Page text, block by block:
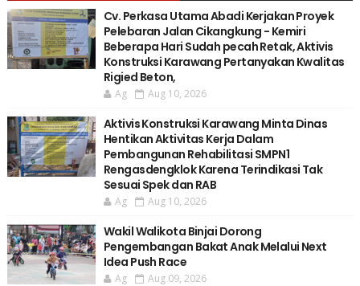
Cv. Perkasa Utama Abadi Kerjakan Proyek
Pelebaran Jalan Cikangkung - Kemiri
Beberapa Hari Sudah pecah Retak, Aktivis
Konstruksi Karawang Pertanyakan Kwalitas
Rigied Beton,
Ag Aug 10, 2026
Aktivis Konstruksi Karawang Minta Dinas
Hentikan Aktivitas Kerja Dalam
Pembangunan Rehabilitasi SMPN1
Rengasdengklok Karena Terindikasi Tak
Sesuai Spek dan RAB
Ag Aug 10, 2026
Wakil Walikota Binjai Dorong
Pengembangan Bakat Anak Melalui Next
Idea Push Race
Ag Aug 09, 2026